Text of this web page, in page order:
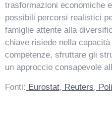
trasformazioni economiche
possibili percorsi realistici
famiglie attente alla
chiave risiede nella
competenze, sfruttare gli
un approccio consapevole
Fonti: Eurostat, Reuters,